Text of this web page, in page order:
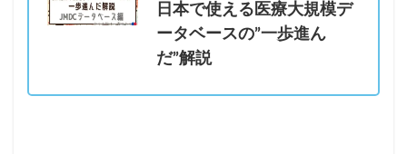
日本で使える医療大規模デ
ータベースの”一歩進ん
だ”解説